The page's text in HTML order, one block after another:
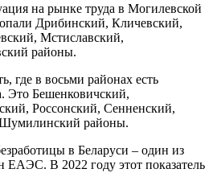
на рынке труда в Могилевской
Дрибинский, Кличевский,
Мстиславский,
районы.
где в восьми районах есть
Это Бешенковичский,
Россонский, Сенненский,
районы.
в Беларуси – один из
ЕАЭС. В 2022 году этот показатель